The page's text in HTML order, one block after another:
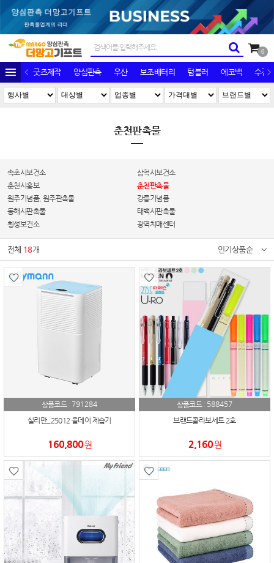
0
굿즈제작 양심판촉 우산 보조배터리 텀블러 에코백 수건/
춘천판촉물
속초시보건소
삼척시보건소
춘천시홍보
춘천판촉물
원주기념품, 원주판촉물
강릉기념품
동해시판촉물
태백시판촉물
횡성보건소
광역치매센터
전체 18개 인기상품순
상품코드 : 791284
실리만_25012 올데이 제습기
160,800원
상품코드 : 588457
브랜드콜라보세트 2호
2,160원